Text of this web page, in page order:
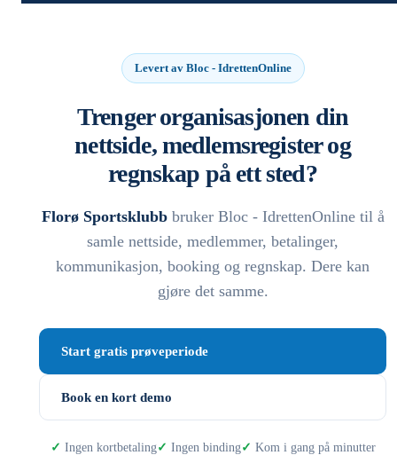
Levert av Bloc - IdrettenOnline
Trenger organisasjonen din
nettside, medlemsregister og
regnskap på ett sted?
Florø Sportsklubbbruker Bloc - IdrettenOnline til å
samle nettside, medlemmer, betalinger,
kommunikasjon, booking og regnskap. Dere kan
gjøre det samme.
Start gratis prøveperiode
Book en kort demo
Ingen kortbetaling Ingen binding Kom i gang på minutter